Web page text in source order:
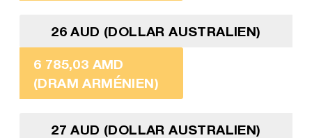
26 AUD (DOLLAR AUSTRALIEN)
6 785,03 AMD
(DRAM ARMÉNIEN)
27 AUD (DOLLAR AUSTRALIEN)